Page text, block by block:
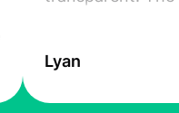
the exchange
Lyan